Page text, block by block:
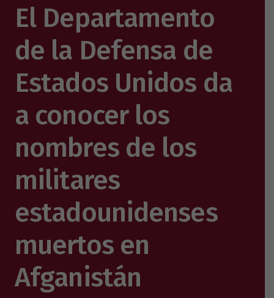
El Departamento
de la Defensa de
Estados Unidos da
a conocer los
nombres de los
militares
estadounidenses
muertos en
Afganistán